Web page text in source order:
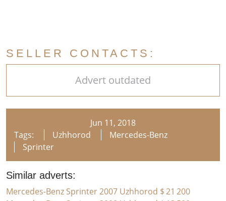
SELLER CONTACTS:
Advert outdated
Jun 11, 2018
Tags:
Uzhhorod
Mercedes-Benz
Sprinter
Similar adverts:
Mercedes-Benz Sprinter 2007 Uzhhorod $ 21 200